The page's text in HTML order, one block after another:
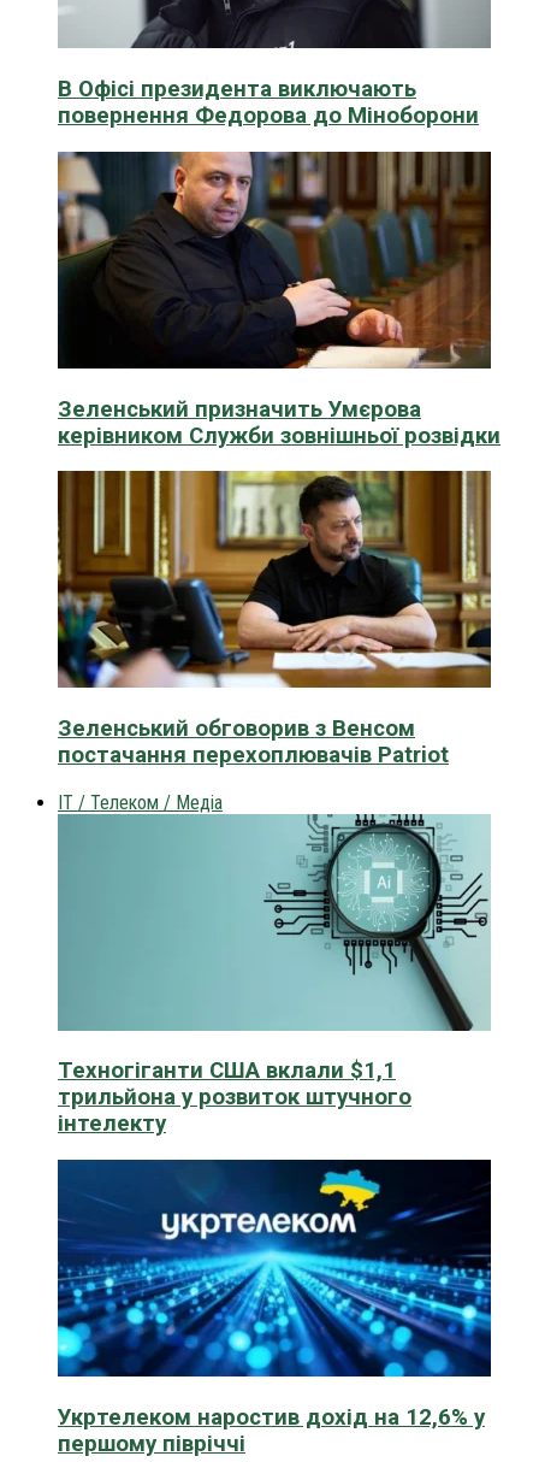
В Офісі президента виключають
повернення Федорова до Міноборони
Зеленський призначить Умєрова
керівником Служби зовнішньої розвідки
Зеленський обговорив з Венсом
постачання перехоплювачів Patriot
IT / Телеком / Медіа
Техногіганти США вклали $1,1
трильйона у розвиток штучного
інтелекту
Укртелеком наростив дохід на 12,6% у
першому півріччі